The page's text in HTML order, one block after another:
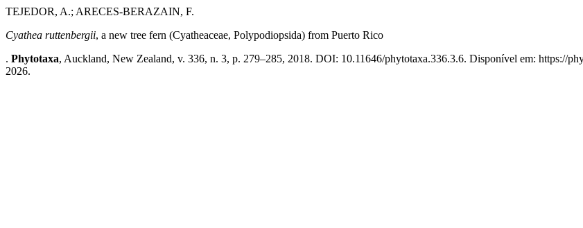
TEJEDOR, A.; ARECES-BERAZAIN, F.
Cyathea ruttenbergii, a new tree fern (Cyatheaceae, Polypodiopsida) from Puerto Rico
. Phytotaxa, Auckland, New Zealand, v. 336, n. 3, p. 279–285, 2018. DOI: 10.11646/phytotaxa.336.3.6. Disponível em: https://
2026.